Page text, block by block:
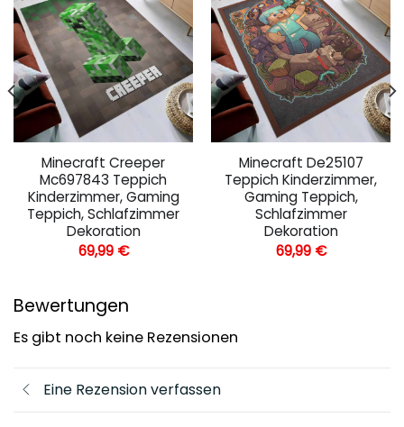
Minecraft Creeper
Mc697843 Teppich
Kinderzimmer, Gaming
Teppich, Schlafzimmer
Dekoration
69,99 €
Minecraft De25107
Teppich Kinderzimmer,
Gaming Teppich,
Schlafzimmer
Dekoration
69,99 €
Bewertungen
Es gibt noch keine Rezensionen
Eine Rezension verfassen